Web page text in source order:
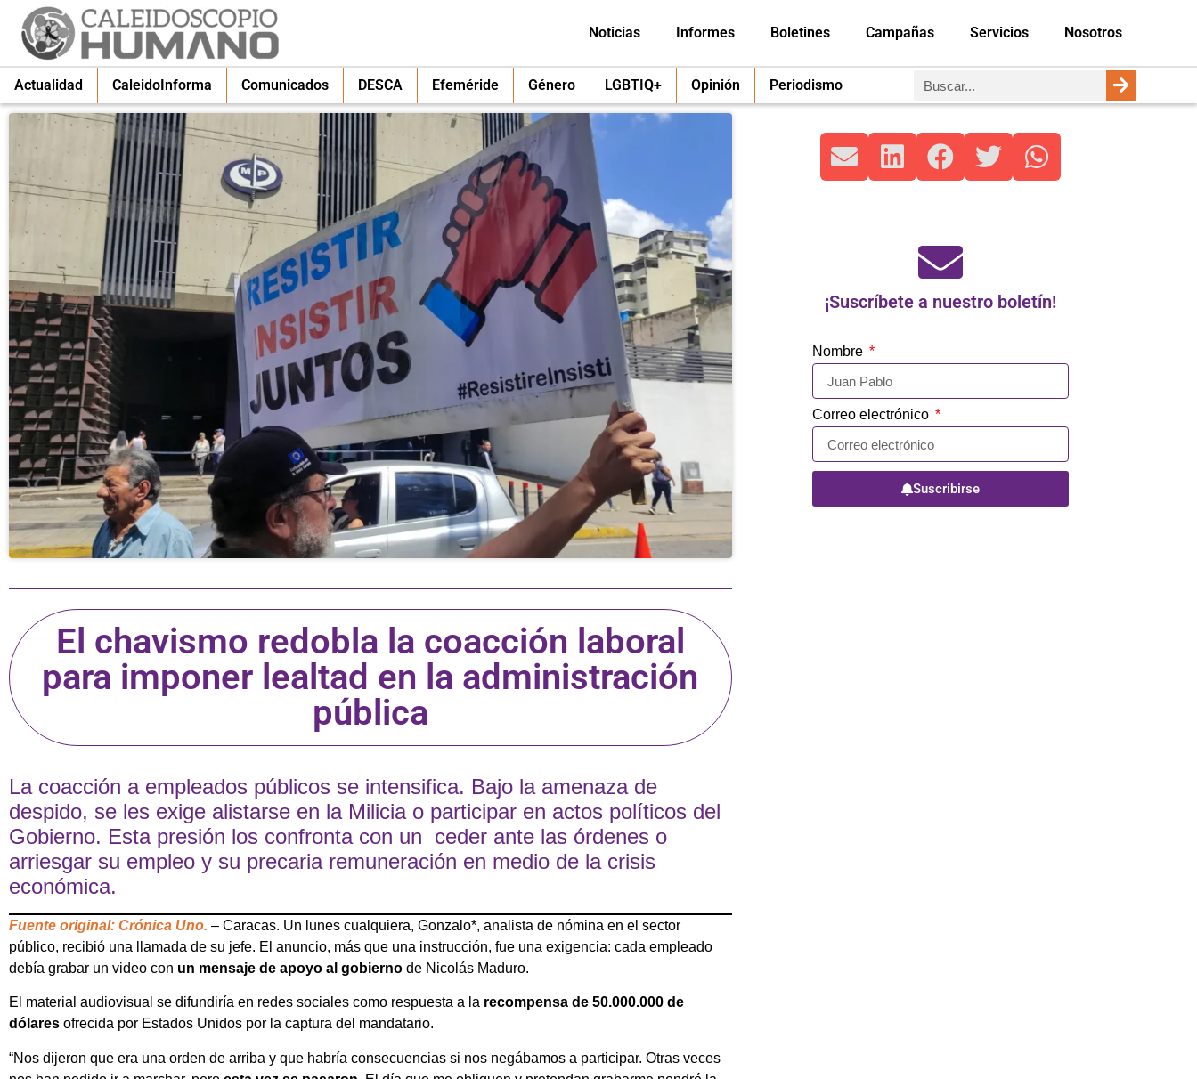
Noticias Informes Boletines Campañas Servicios Nosotros
Actualidad CaleidoInforma Comunicados DESCA Efeméride Género LGBTIQ+ Opinión Periodismo
El chavismo redobla la coacción laboral
para imponer lealtad en la administración
pública
La coacción a empleados públicos se intensifica. Bajo la amenaza de
despido, se les exige alistarse en la Milicia o participar en actos políticos del
Gobierno. Esta presión los confronta con un ceder ante las órdenes o
arriesgar su empleo y su precaria remuneración en medio de la crisis
económica.
Fuente original: Crónica Uno. – Caracas. Un lunes cualquiera, Gonzalo*, analista de nómina en el sector
público, recibió una llamada de su jefe. El anuncio, más que una instrucción, fue una exigencia: cada empleado
debía grabar un video con un mensaje de apoyo al gobierno de Nicolás Maduro.
El material audiovisual se difundiría en redes sociales como respuesta a la recompensa de 50.000.000 de
dólares ofrecida por Estados Unidos por la captura del mandatario.
“Nos dijeron que era una orden de arriba y que habría consecuencias si nos negábamos a participar. Otras veces
¡Suscríbete a nuestro boletín!
Nombre
Correo electrónico
Suscribirse